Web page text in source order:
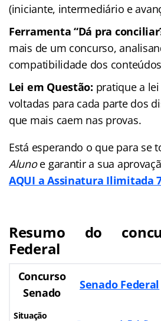
(iniciante, intermediário e
Ferramenta “Dá pra
mais de um concurso,
compatibilidade dos
Lei em Questão: pratique a
voltadas para cada parte dos
que mais caem nas provas.
Está esperando o que para se
Alunoe garantir a sua
AQUI a Assinatura Ilimitada
Resumo do
Federal
Concurso
Senado
Senado Federal
Situação